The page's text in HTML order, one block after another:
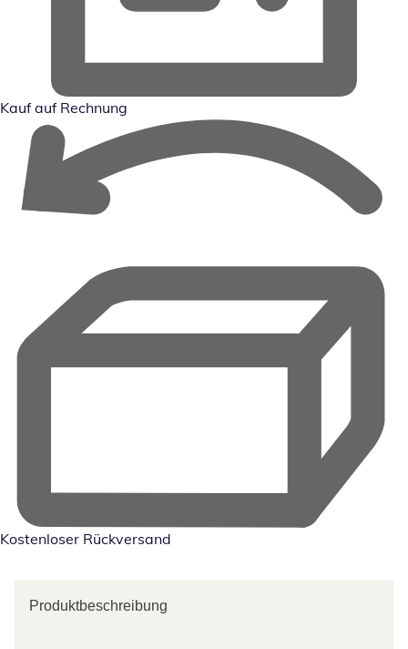
Kauf auf Rechnung
Kostenloser Rückversand
Produktbeschreibung